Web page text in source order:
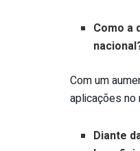
Como a
Com um
aplicações no
Diante